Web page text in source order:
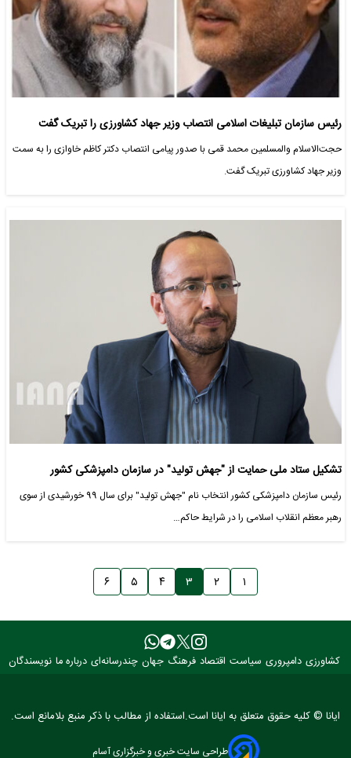
رئیس سازمان تبلیغات اسلامی انتصاب وزیر جهاد کشاورزی را تبریک گفت
حجت‌الاسلام والمسلمین محمد قمی با صدور پیامی انتصاب دکتر کاظم خاوازی را به سمت
وزیر جهاد کشاورزی تبریک گفت.
تشکیل ستاد ملی حمایت از "جهش تولید" در سازمان دامپزشکی کشور
رئیس سازمان دامپزشکی کشور انتخاب نام "جهش تولید" برای سال 99 خورشیدی از سوی
رهبر معظم انقلاب اسلامی را در شرایط حاکم…
۱ ۲ ۳ ۴ ۵ ۶
کشاورزی دامپروری سیاست اقتصاد فرهنگ جهان چندرسانه‌ای درباره ما نویسندگان
ایانا © کلیه حقوق متعلق به ایانا است.استفاده از مطالب با ذکر منبع بلامانع است.
طراحی سایت خبری و خبرگزاری آسام